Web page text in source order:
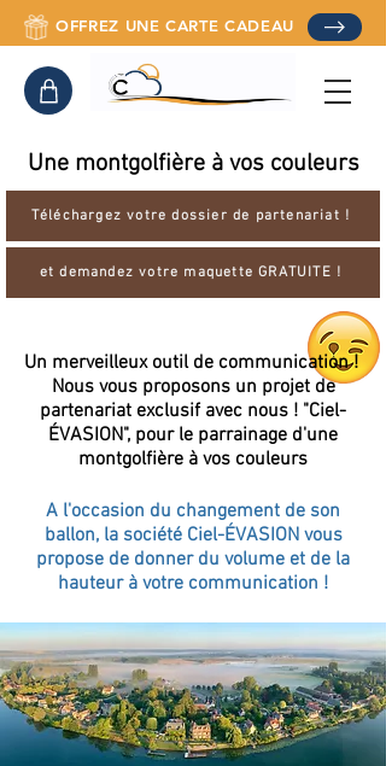
OFFREZ UNE CARTE CADEAU
Une montgolfière à vos couleurs
Téléchargez votre dossier de partenariat !
et demandez votre maquette GRATUITE !
Un merveilleux outil de communication !
Nous vous proposons un projet de
partenariat exclusif avec nous ! "Ciel-
ÉVASION", pour le parrainage d'une
montgolfière à vos couleurs
A l'occasion du changement de son
ballon, la société Ciel-ÉVASION vous
propose de donner du volume et de la
hauteur à votre communication !